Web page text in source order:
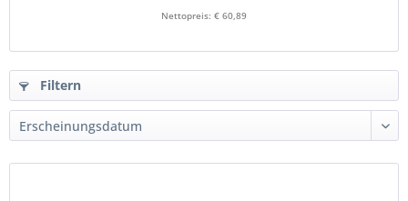
Nettopreis: € 60,89
Filtern